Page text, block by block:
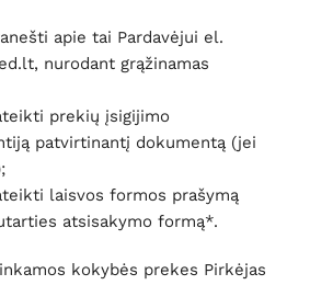
tai Pardavėjui el.
nurodant grąžinamas
įsigijimo
patvirtinantį dokumentą (jei
formos prašymą
atsisakymo formą*.
kokybės prekes Pirkėjas